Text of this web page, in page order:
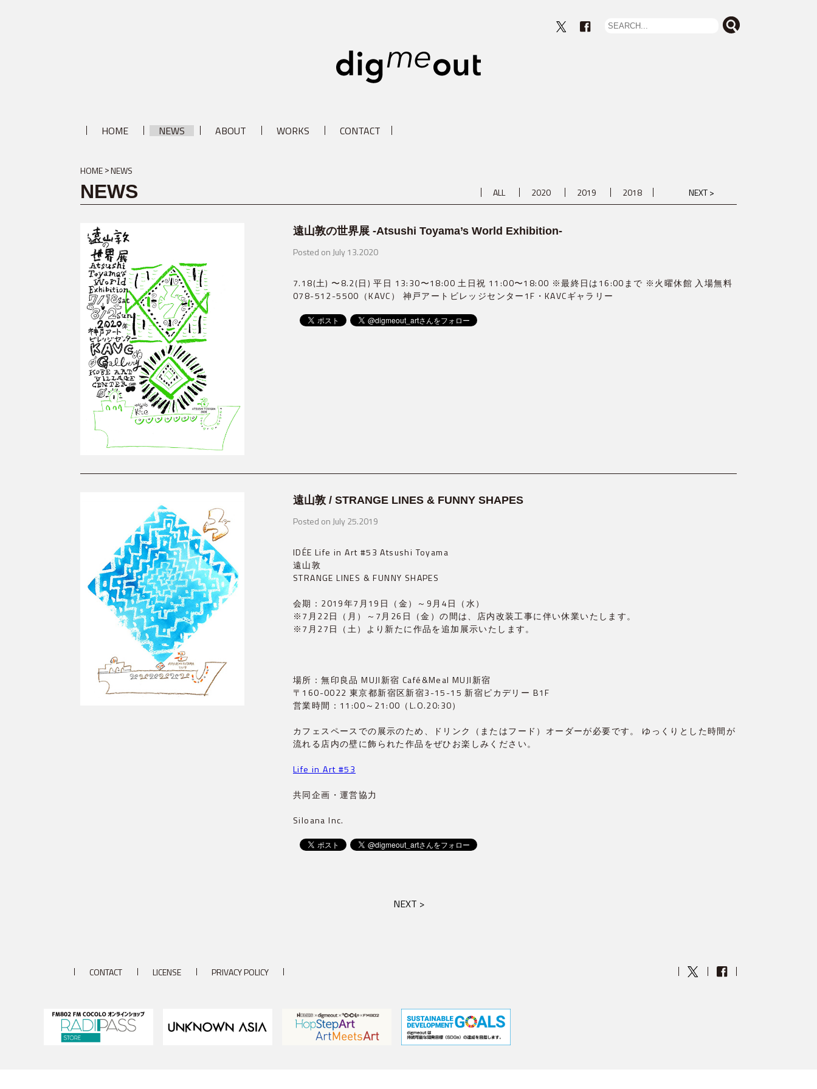
HOME NEWS ABOUT WORKS CONTACT
HOME NEWS
NEWS NEXT >
ALL 2020 2019 2018
遠山敦の世界展 -Atsushi Toyama’s World Exhibition-
Posted on July 13.2020
7.18(土) 〜8.2(日) 平日 13:30〜18:00 土日祝 11:00〜18:00 ※最終日は16:00まで ※火曜休館 入場無料
078-512-5500（KAVC） 神戸アートビレッジセンター1F・KAVCギャラリー
遠山敦 / STRANGE LINES & FUNNY SHAPES
Posted on July 25.2019
IDÉE Life in Art #53 Atsushi Toyama
遠山敦
STRANGE LINES & FUNNY SHAPES
会期：2019年7月19日（金）～9月4日（水）
※7月22日（月）～7月26日（金）の間は、店内改装工事に伴い休業いたします。
※7月27日（土）より新たに作品を追加展示いたします。
場所：無印良品 MUJI新宿 Café&Meal MUJI新宿
〒160-0022 東京都新宿区新宿3-15-15 新宿ピカデリー B1F
営業時間：11:00～21:00（L.O.20:30）
カフェスペースでの展示のため、ドリンク（またはフード）オーダーが必要です。 ゆっくりとした時間が
流れる店内の壁に飾られた作品をぜひお楽しみください。
Life in Art #53
共同企画・運営協力
Siloana Inc.
NEXT >
CONTACT LICENSE PRIVACY POLICY